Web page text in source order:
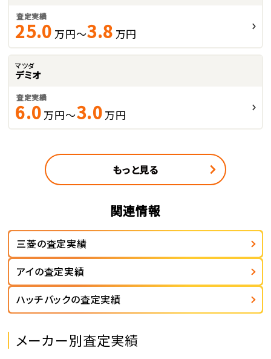
査定実績
25.0 万円～3.8 万円
マツダ
デミオ
査定実績
6.0 万円～3.0 万円
もっと見る
関連情報
三菱の査定実績
アイの査定実績
ハッチバックの査定実績
メーカー別査定実績